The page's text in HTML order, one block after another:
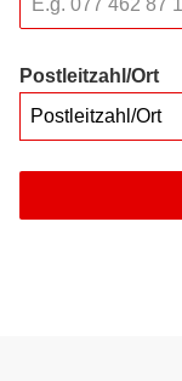
Postleitzahl/Ort
Postleitzahl/Ort